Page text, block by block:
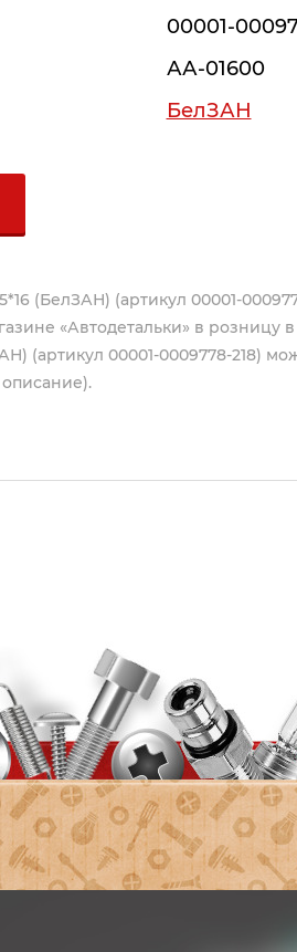
00001-
АА-01600
БелЗАН
(БелЗАН) (артикул 00001-
«Автодетальки» в розницу
(артикул 00001-0009778-218)